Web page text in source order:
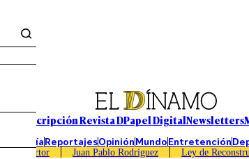
Suscripción Revista DPapel DigitalNewsletters
EconomíaReportajesOpiniónMundoEntretención
Caso Sartor Juan Pablo Rodríguez Ley de